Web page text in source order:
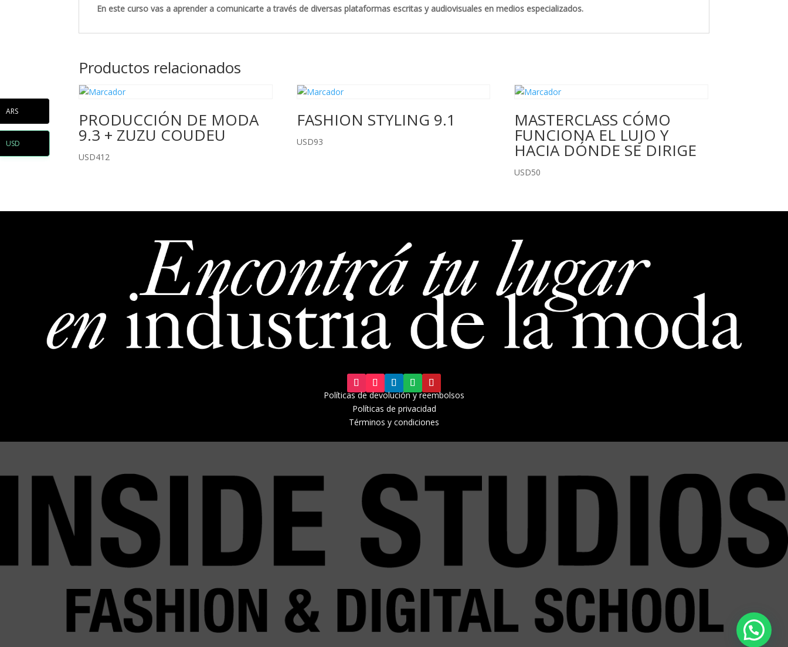
En este curso vas a aprender a comunicarte a través de diversas plataformas escritas y audiovisuales en medios especializados.
Productos relacionados
PRODUCCIÓN DE MODA
9.3 + ZUZU COUDEU
USD412
FASHION STYLING 9.1
USD93
MASTERCLASS CÓMO
FUNCIONA EL LUJO Y
HACIA DÓNDE SE DIRIGE
USD50
Políticas de devolución y reembolsos
Políticas de privacidad
Términos y condiciones
ARS
USD